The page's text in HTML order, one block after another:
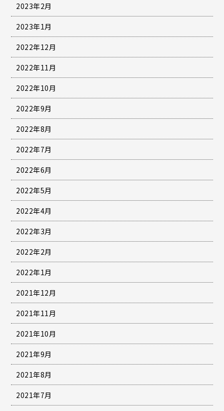
2023年2月
2023年1月
2022年12月
2022年11月
2022年10月
2022年9月
2022年8月
2022年7月
2022年6月
2022年5月
2022年4月
2022年3月
2022年2月
2022年1月
2021年12月
2021年11月
2021年10月
2021年9月
2021年8月
2021年7月